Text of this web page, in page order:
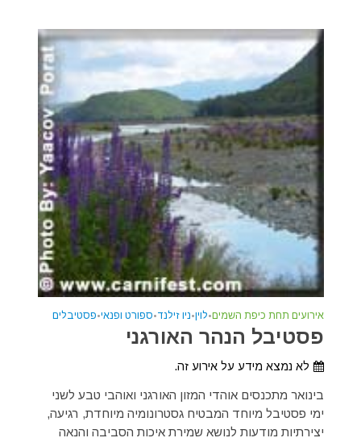
אירועים תחת כיפת השמים•לוין•ניו זילנד•ספורט ופנאי•פסטיבלים
פסטיבל הנהר האורגני
לא נמצא מידע על אירוע זה.
בינואר מתכנסים אוהדי המזון האורגני ואוהבי טבע לשני
ימי פסטיבל מיוחד המבטיח גסטרונומיה מיוחדת, רגיעה,
יצירתיות מודעות לנושא שמירת איכות הסביבה והנאה